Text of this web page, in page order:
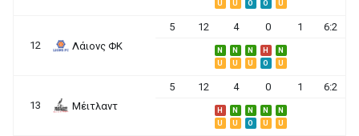
U
U O O U
12 Λάιονς ΦΚ
5 12 4 0 1 6:2
N N N H
N
U
U U O U
13 Μέιτλαντ
5 12 4 0 1 6:2
H N N N
N
U
U O U U